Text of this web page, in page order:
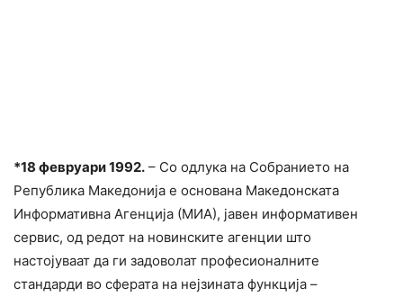
*18 февруари 1992. – Со одлука на Собранието на
Република Македонија е основана Македонската
Информативна Агенција (МИА), јавен информативен
сервис, од редот на новинските агенции што
настојуваат да ги задоволат професионалните
стандарди во сферата на нејзината функција –